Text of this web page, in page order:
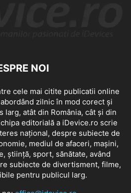
NOI
cele mai citite publicatii online
zilnic în mod corect și
atât din România, cât și din
editorială a iDevice.ro scrie
național, despre subiecte de
mediul de afaceri, mașini,
știință, sport, sănătate, având
subiecte de divertisment, filme,
pentru publicul larg.